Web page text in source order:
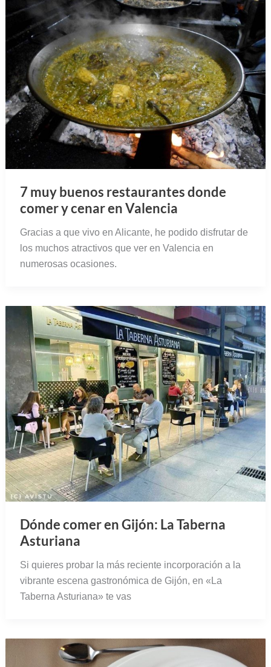
7 muy buenos restaurantes donde
comer y cenar en Valencia
Gracias a que vivo en Alicante, he podido disfrutar de
los muchos atractivos que ver en Valencia en
numerosas ocasiones.
Dónde comer en Gijón: La Taberna
Asturiana
Si quieres probar la más reciente incorporación a la
vibrante escena gastronómica de Gijón, en «La
Taberna Asturiana» te vas